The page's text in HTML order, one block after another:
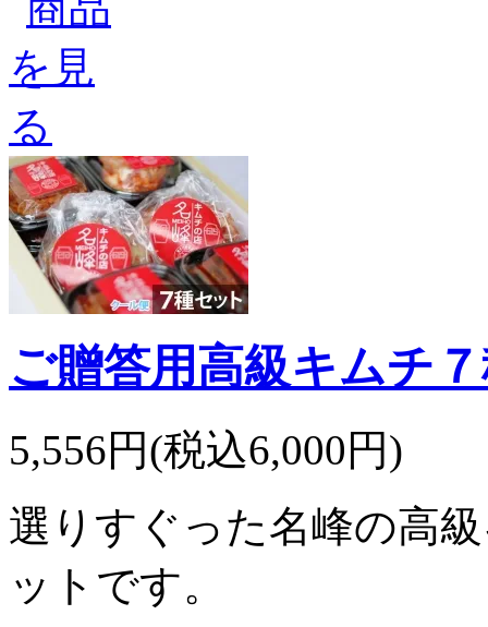
ご贈答用高級キムチ
5,556円(税込6,000円)
選りすぐった名峰の高
ットです。